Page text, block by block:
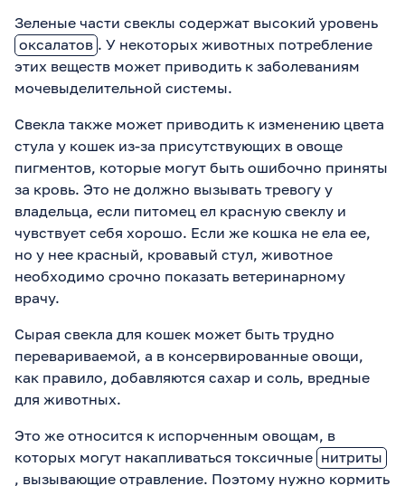
Зеленые части свеклы содержат высокий уровень
оксалатов . У некоторых животных потребление
этих веществ может приводить к заболеваниям
мочевыделительной системы.
Свекла также может приводить к изменению цвета
стула у кошек из-за присутствующих в овоще
пигментов, которые могут быть ошибочно приняты
за кровь. Это не должно вызывать тревогу у
владельца, если питомец ел красную свеклу и
чувствует себя хорошо. Если же кошка не ела ее,
но у нее красный, кровавый стул, животное
необходимо срочно показать ветеринарному
врачу.
Сырая свекла для кошек может быть трудно
перевариваемой, а в консервированные овощи,
как правило, добавляются сахар и соль, вредные
для животных.
Это же относится к испорченным овощам, в
которых могут накапливаться токсичные нитриты
, вызывающие отравление. Поэтому нужно кормить